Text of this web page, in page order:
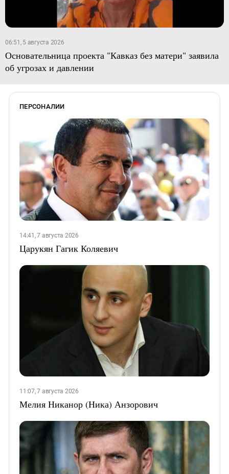
06:51, 5 августа 2026
Основательница проекта "Кавказ без матери" заявила
об угрозах и давлении
ПЕРСОНАЛИИ
14:41, 7 августа 2026
Царукян Гагик Коляевич
11:07, 7 августа 2026
Мелия Никанор (Ника) Анзорович